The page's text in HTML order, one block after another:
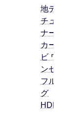
地デジ
チュー
ナー
カーナ
ビ ワ
ンセグ
フルセ
グ
HDMI